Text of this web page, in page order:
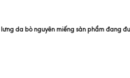
lưng da bò nguyên miếng sản phẩm đang